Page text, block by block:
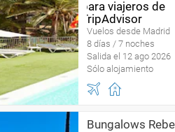
Vuelos desde Madrid
8 días / 7 noches
Salida el 12 ago 2026
Sólo alojamiento
Bungalows